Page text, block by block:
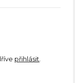
přihlásit.